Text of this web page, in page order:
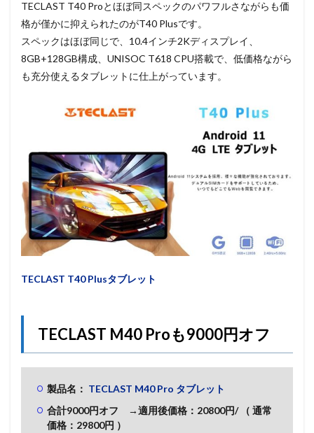
TECLAST T40 Proとほぼ同スペックのパワフルさながらも価
格が僅かに抑えられたのがT40 Plusです。
スペックはほぼ同じで、10.4インチ2Kディスプレイ、
8GB+128GB構成、UNISOC T618 CPU搭載で、低価格ながら
も充分使えるタブレットに仕上がっています。
TECLAST T40 Plusタブレット
TECLAST M40 Proも9000円オフ
製品名： TECLAST M40 Pro タブレット
合計9000円オフ →適用後価格：20800円/
（ 通常
価格：29800円 ）